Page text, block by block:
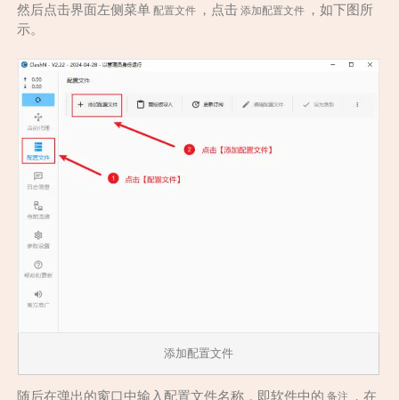
然后点击界面左侧菜单 配置文件 ，点击 添加配置文件 ，如下图所
示。
添加配置文件
随后在弹出的窗口中输入配置文件名称，即软件中的 备注 ，在